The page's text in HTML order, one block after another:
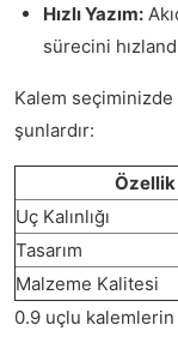
Hızlı Yazım:
sürecini
Kalem
şunlardır:
Özellik
Uç Kalınlığı
Tasarım
Malzeme Kalitesi
0.9 uçlu kalemlerin